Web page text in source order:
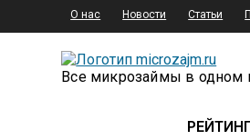
О нас Новости Статьи
Все микрозаймы в одном